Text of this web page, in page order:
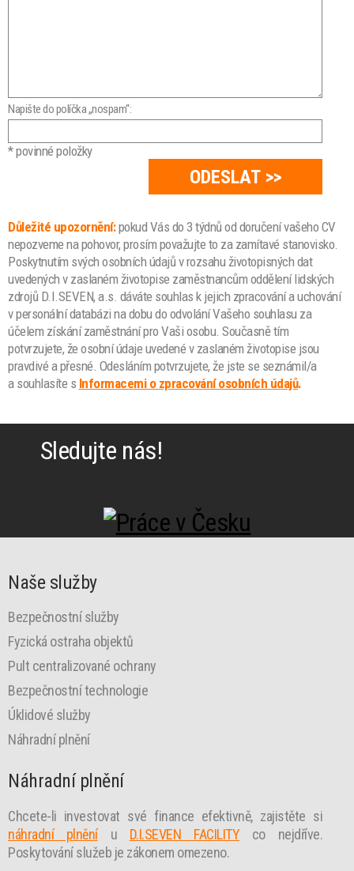
Napište do políčka „nospam“:
* povinné položky
Důležité upozornění:pokud Vás do 3 týdnů od doručení vašeho CV
nepozveme na pohovor, prosím považujte to za zamítavé stanovisko.
Poskytnutím svých osobních údajů v rozsahu životopisných dat
uvedených v zaslaném životopise zaměstnancům oddělení lidských
zdrojů D.I.SEVEN, a.s. dáváte souhlas k jejich zpracování a uchování
v personální databázi na dobu do odvolání Vašeho souhlasu za
účelem získání zaměstnání pro Vaši osobu. Současně tím
potvrzujete, že osobní údaje uvedené v zaslaném životopise jsou
pravdivé a přesné. Odesláním potvrzujete, že jste se seznámil/a
a souhlasíte s Informacemi o zpracování osobních údajů.
Sledujte nás!
Naše služby
Bezpečnostní služby
Fyzická ostraha objektů
Pult centralizované ochrany
Bezpečnostní technologie
Úklidové služby
Náhradní plnění
Náhradní plnění
Chcete-li investovat své finance efektivně, zajistěte si
náhradní plněníu D.I.SEVEN FACILITY co nejdříve.
Poskytování služeb je zákonem omezeno.